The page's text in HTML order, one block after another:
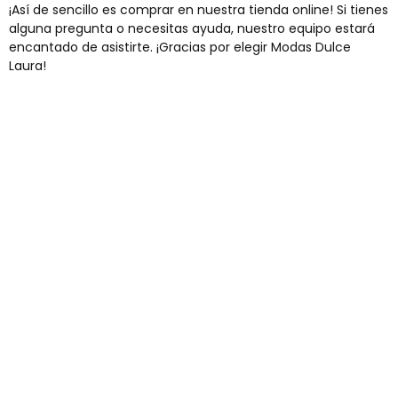
¡Así de sencillo es comprar en nuestra tienda online! Si tienes
alguna pregunta o necesitas ayuda, nuestro equipo estará
encantado de asistirte. ¡Gracias por elegir Modas Dulce
Laura!